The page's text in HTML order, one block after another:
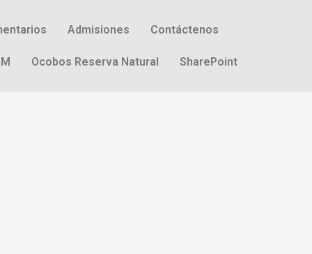
Admisiones Contáctenos
Ocobos Reserva Natural SharePoint